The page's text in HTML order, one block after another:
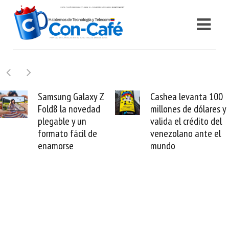
Samsung Galaxy Z
Fold8 la novedad
plegable y un
formato fácil de
enamorse
Cashea levanta 100
millones de dólares y
valida el crédito del
venezolano ante el
mundo